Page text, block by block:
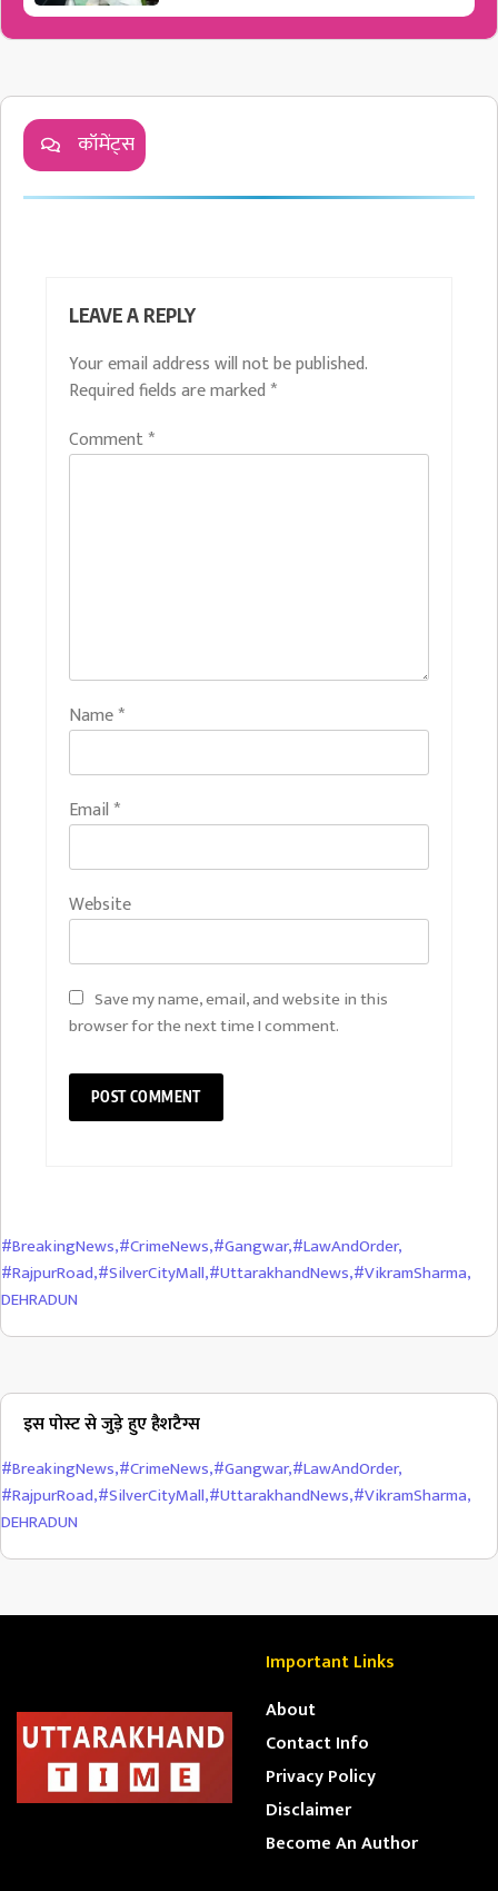
कॉमेंट्स
LEAVE A REPLY
Your email address will not be published.
Required fields are marked *
Comment*
Name*
Email *
Website
Save my name, email, and website in this
browser for the next time I comment.
#BreakingNews,#CrimeNews,#Gangwar,#LawAndOrder,
#RajpurRoad,#SilverCityMall,#UttarakhandNews,#VikramSharma,
DEHRADUN
इस पोस्ट से जुड़े हुए हैशटैग्स
#BreakingNews,#CrimeNews,#Gangwar,#LawAndOrder,
#RajpurRoad,#SilverCityMall,#UttarakhandNews,#VikramSharma,
DEHRADUN
Important Links
About
Contact Info
Privacy Policy
Disclaimer
Become An Author